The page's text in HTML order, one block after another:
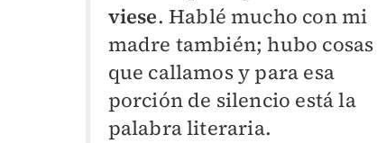
viese. Hablé mucho con mi
madre también; hubo cosas
que callamos y para esa
porción de silencio está la
palabra literaria.